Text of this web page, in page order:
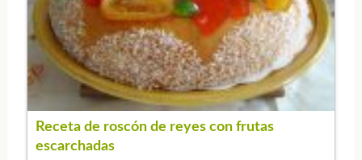
Receta de roscón de reyes con frutas
escarchadas